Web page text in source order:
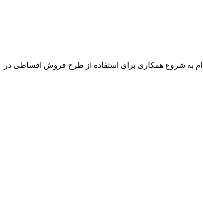
به شروع همکاری برای استفاده از طرح فروش اقساطی در